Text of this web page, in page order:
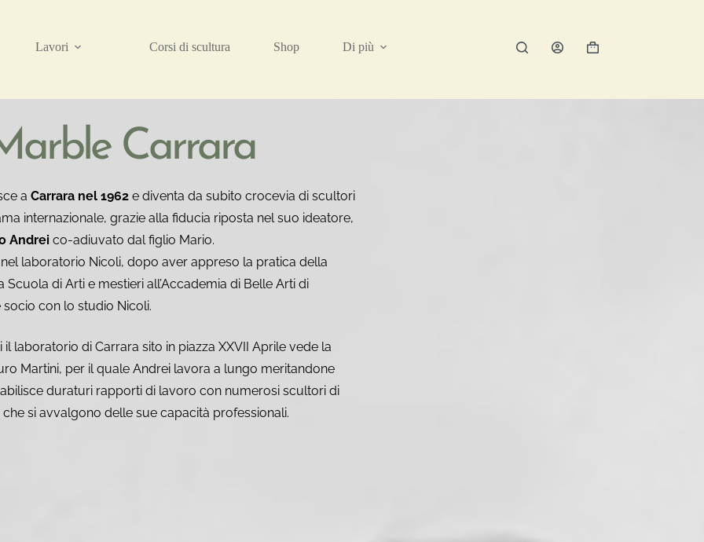
Lavori Corsi di scultura Shop Di più
Carrara
aCarrara nel 1962 e diventa da subito crocevia di scultori
internazionale, grazie alla fiducia riposta nel suo ideatore,
Andrei co-adiuvato dal figlio Mario.
laboratorio Nicoli, dopo aver appreso la pratica della
di Arti e mestieri all’Accademia di Belle Arti di
socio con lo studio Nicoli.
il laboratorio di Carrara sito in piazza XXVII Aprile vede la
Martini, per il quale Andrei lavora a lungo meritandone
duraturi rapporti di lavoro con numerosi scultori di
si avvalgono delle sue capacità professionali.